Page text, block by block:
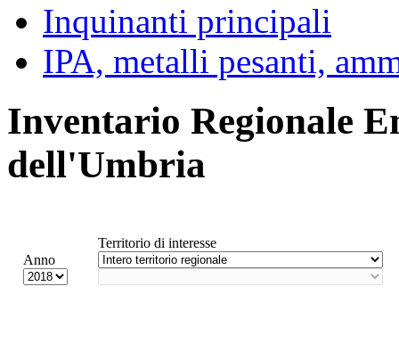
Inquinanti principali
IPA, metalli pesanti,
Inventario Regionale
dell'Umbria
Anno
Territorio di interesse